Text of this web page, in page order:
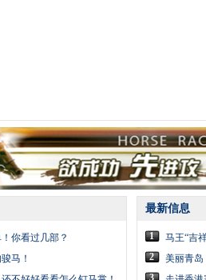
你看过几部？
马！
最新信息
1
马王“吉
2
美丽青岛
3